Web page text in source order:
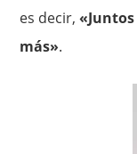
es decir,
más».